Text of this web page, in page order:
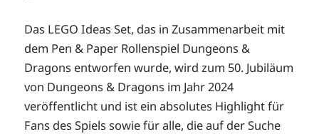
Das LEGO Ideas Set, das in Zusammenarbeit mit
dem Pen & Paper Rollenspiel Dungeons &
Dragons entworfen wurde, wird zum 50. Jubiläum
von Dungeons & Dragons im Jahr 2024
veröffentlicht und ist ein absolutes Highlight für
Fans des Spiels sowie für alle, die auf der Suche